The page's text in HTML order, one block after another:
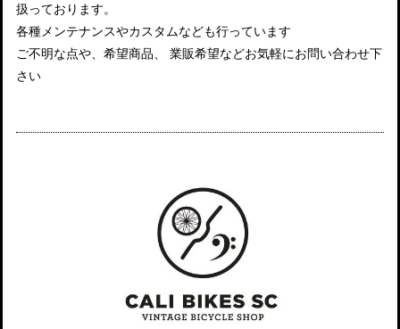
扱っております。
各種メンテナンスやカスタムなども行っています
ご不明な点や、希望商品、 業販希望などお気軽にお問い合わせ下
さい